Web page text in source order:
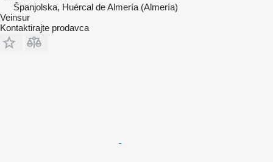
Španjolska, Huércal de Almería (Almería)
Veinsur
Kontaktirajte prodavca